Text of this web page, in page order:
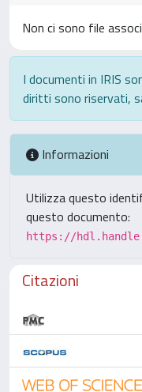
Non ci sono file
I documenti in IRIS
diritti sono riservati,
Informazioni
Utilizza questo
questo documento:
https://
Citazioni